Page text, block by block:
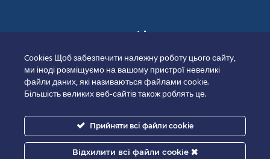
Сертифікати
Cookies Щоб забезпечити належну роботу цього сайту,
ми іноді розміщуємо на вашому пристрої невеликі
файли даних, які називаються файлами cookie.
Більшість великих веб-сайтів також роблять це.
Прийняти всі файли cookie
Відхилити всі файли cookie